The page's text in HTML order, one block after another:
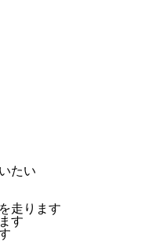
たい
走ります
す